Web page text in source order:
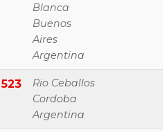
Blanca
Buenos
Aires
Argentina
523
Rio Ceballos
Cordoba
Argentina